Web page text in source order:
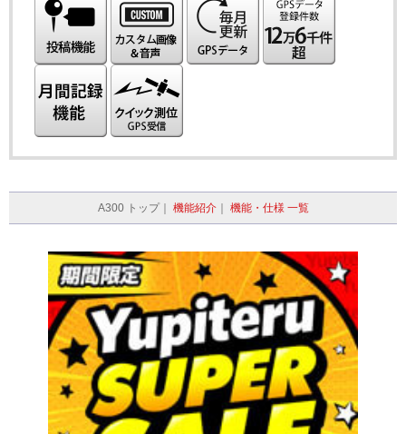
A300 トップ｜ 機能紹介｜ 機能・仕様 一覧